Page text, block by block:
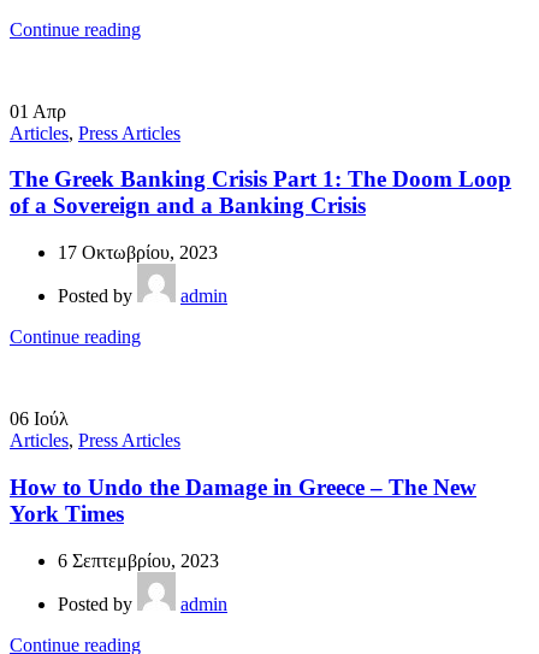
Continue reading
01 Απρ
Articles, Press Articles
The Greek Banking Crisis Part 1: The Doom Loop
of a Sovereign and a Banking Crisis
17 Οκτωβρίου, 2023
Posted by
admin
Continue reading
06 Ιούλ
Articles, Press Articles
How to Undo the Damage in Greece – The New
York Times
6 Σεπτεμβρίου, 2023
Posted by
admin
Continue reading